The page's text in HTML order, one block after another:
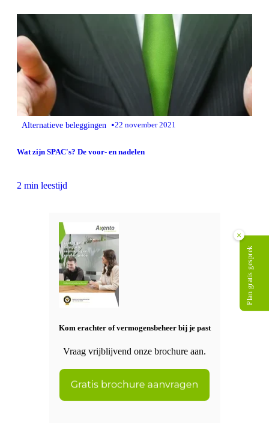
Alternatieve beleggingen •22 november 2021
Wat zijn SPAC's? De voor- en nadelen
2 min leestijd
Kom erachter of vermogensbeheer bij je past
Vraag vrijblijvend onze brochure aan.
×
Plan gratis gesprek